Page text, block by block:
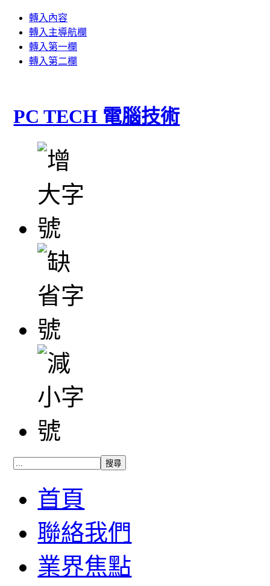
轉入內容
轉入主導航欄
轉入第一欄
轉入第二欄
PC TECH 電腦技術
首頁
聯絡我們
業界焦點